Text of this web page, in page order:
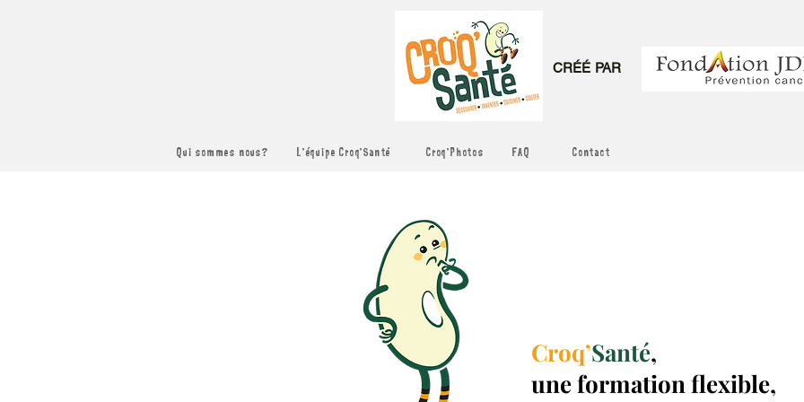
CRÉÉ PAR
Qui sommes nous? L'équipe Croq'Santé Croq'Photos FAQ Contact
Croq’Santé,
une formation flexible,